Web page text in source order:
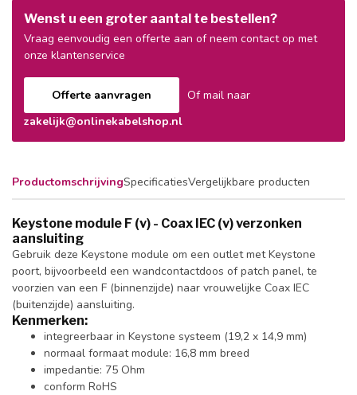
Wenst u een groter aantal te bestellen?
Vraag eenvoudig een offerte aan of neem contact op met
onze klantenservice
Offerte aanvragen
Of mail naar
zakelijk@onlinekabelshop.nl
ProductomschrijvingSpecificatiesVergelijkbare producten
Keystone module F (v) - Coax IEC (v) verzonken
aansluiting
Gebruik deze Keystone module om een outlet met Keystone
poort, bijvoorbeeld een wandcontactdoos of patch panel, te
voorzien van een F (binnenzijde) naar vrouwelijke Coax IEC
(buitenzijde) aansluiting.
Kenmerken:
integreerbaar in Keystone systeem (19,2 x 14,9 mm)
normaal formaat module: 16,8 mm breed
impedantie: 75 Ohm
conform RoHS